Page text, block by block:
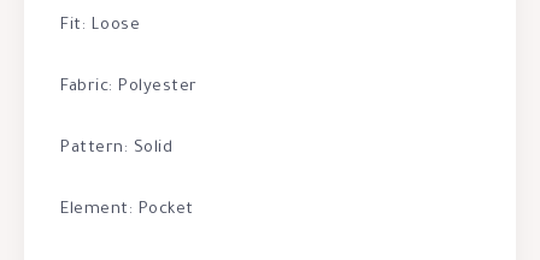
Fit: Loose
Fabric: Polyester
Pattern: Solid
Element: Pocket